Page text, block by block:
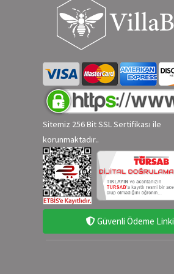
Sitemiz 256 Bit SSL Sertifikası ile
korunmaktadır..
Güvenli Ödeme Linki